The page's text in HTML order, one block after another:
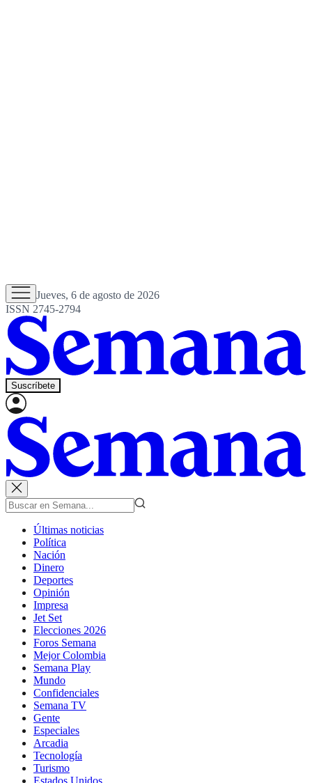
Jueves, 6 de agosto de 2026
ISSN 2745-2794
Suscríbete
Últimas noticias
Política
Nación
Dinero
Deportes
Opinión
Impresa
Jet Set
Elecciones 2026
Foros Semana
Mejor Colombia
Semana Play
Mundo
Confidenciales
Semana TV
Gente
Especiales
Arcadia
Tecnología
Turismo
Estados Unidos